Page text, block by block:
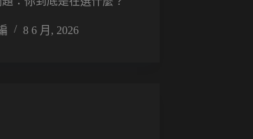
8 6 月, 2026